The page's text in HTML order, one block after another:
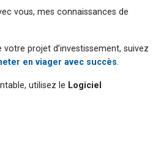
vous, mes connaissances de
votre projet d’investissement, suivez
en viager avec succès
utilisez le Logiciel